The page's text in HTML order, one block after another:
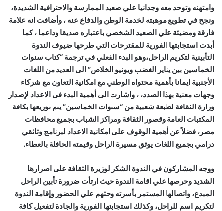
وامتهنه وتوحد معه وجدانيا علي صعيد الممارسة والاحترافية الشديدة،
ونجح في تطويع موهبته لخدمة الوطن والدفاع عنه ، وأضافت انه علامة
فارقة ومضيئة علي الصعيد الشخصي باعتباره صديقا وداعما ، كما
أبدت استجابتها الفورية للمقترحات التي طرحها ضيوف الندوة
التأبينية لتكريم الراحل،وهو البدء الفعلي في ترجمة “كتاب سنوات
الخماسين بين يناير الغضب ويونيو الخلاص” الى العديد من اللغات
الأجنبية ايمانا بأهمية محتواه الوطني مع امكانية التعاون مع شركاء
وجهات معنية بهذا الصدد، ، واشارت الى أهمية البدء فى الاعداد لإصدار
وزارة الثقافة لطبعة شعبية من “سنوات الخماسين” يتم توزيعها بكافة
المكتبات العامة وقصور الثقافة ومراكز الشباب بجميع محافظات
مصر، فضلاً عن أهمية الوقوف على امكانية الاعداد لبرنامج وثائقي
درامي بجميع اللغات يوثق مسيرة الراحل وقيمته الحافلة بالعطاء.
ووجه المشاركون في الندوة الشكر لوزيرة الثقافة على اصرارها
الشديد وحرصها علي اقامة الندوة حيث ارتأت ضرورة تأبين الراحل
المبدع، واتصالها المستمر بأسرته وحثهم علي الحضور وإقامة الندوة
لتكريم اسم للراحل، وكذلك استجابتها الفورية والجادة لتفعيل كافة